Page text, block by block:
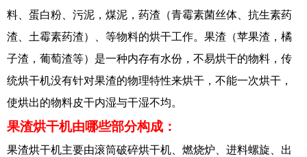
料、蛋白粉、污泥，煤泥，药渣（青霉素菌丝体、抗生素药
渣、土霉素药渣）、等物料的烘干工作。果渣（苹果渣，橘
子渣，葡萄渣等）是一种内存有水份，不易烘干的物料，传
统烘干机没有针对果渣的物理特性来烘干，不能一次烘干，
使烘出的物料皮干内湿与干湿不均。
果渣烘干机由哪些部分构成：
果渣烘干机主要由滚筒破碎烘干机、燃烧炉、进料螺旋、出